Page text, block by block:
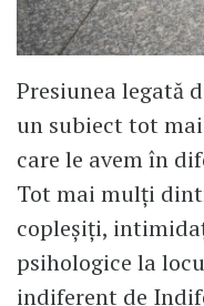
Presiunea legată
un subiect tot
care le avem în
Tot mai mulți
copleșiți,
psihologice la
indiferent de